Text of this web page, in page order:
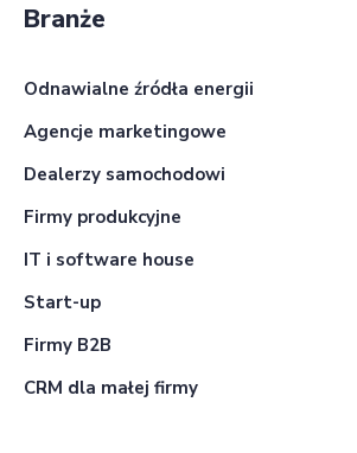
Branże
Odnawialne źródła energii
Agencje marketingowe
Dealerzy samochodowi
Firmy produkcyjne
IT i software house
Start-up
Firmy B2B
CRM dla małej firmy